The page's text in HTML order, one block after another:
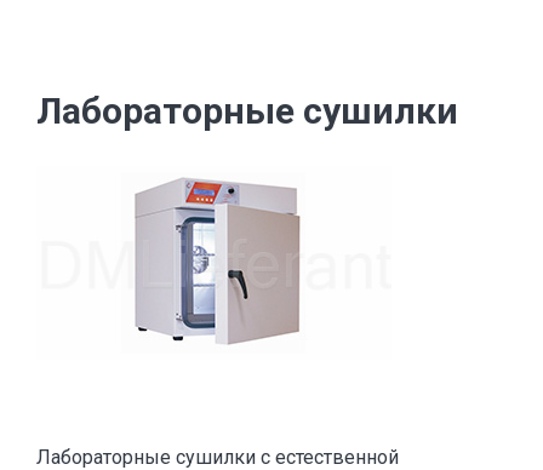
Лабораторные сушилки
Лабораторные сушилки с естественной